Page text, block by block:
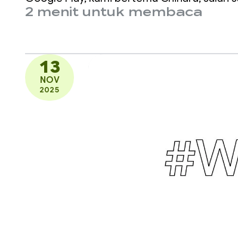
2 menit untuk membaca
13
NOV
2025